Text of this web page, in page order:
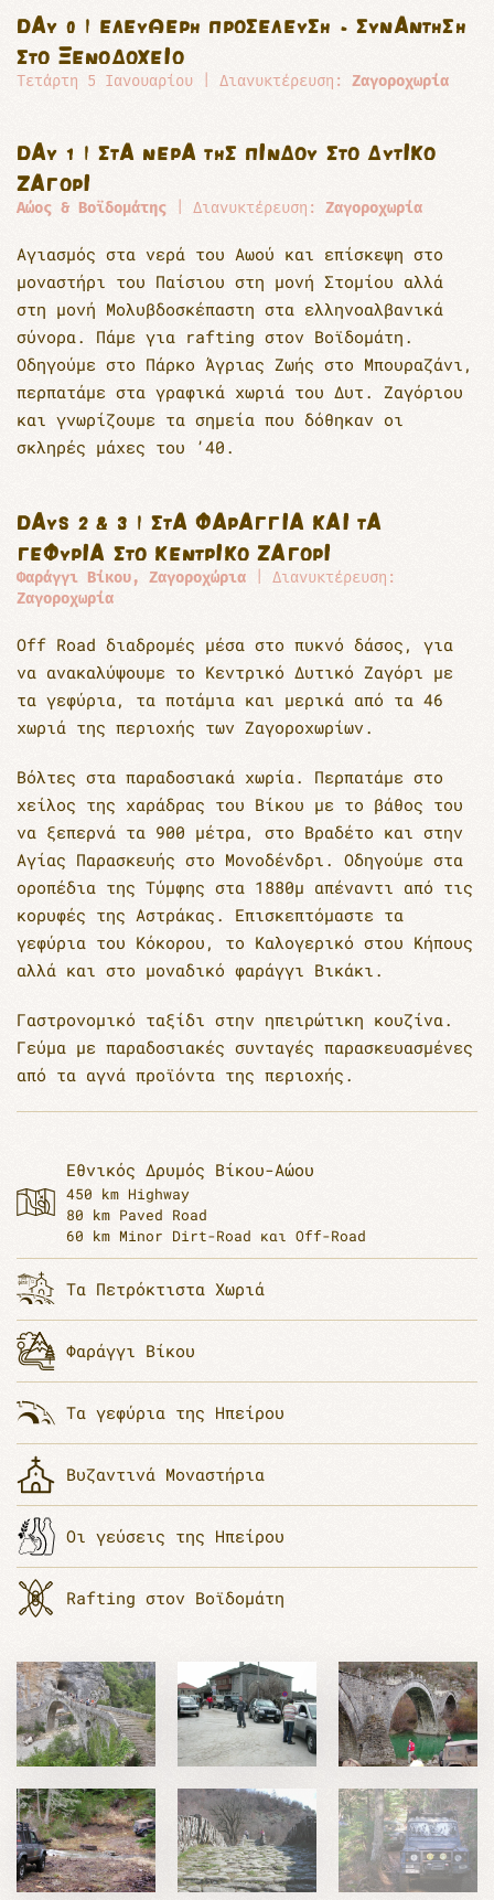
DAY 0 | ΕΛΕΎΘΕΡΗ ΠΡΟΣΈΛΕΥΣΗ - ΣΥΝΆΝΤΗΣΗ
ΣΤΟ ΞΕΝΟΔΟΧΕΊΟ
Τετάρτη 5 Ιανουαρίου | Διανυκτέρευση: Ζαγοροχωρία
DAY 1 | ΣΤΑ ΝΕΡΑ ΤΗΣ ΠΙΝΔΟΥ ΣΤΟ ΔΥΤΙΚΌ
ΖΑΓΌΡΙ
Αώος & Βοϊδομάτης | Διανυκτέρευση: Ζαγοροχωρία
Αγιασμός στα νερά του Αωού και επίσκεψη στο
μοναστήρι του Παίσιου στη μονή Στομίου αλλά
στη μονή Μολυβδοσκέπαστη στα ελληνοαλβανικά
σύνορα. Πάμε για rafting στον Βοϊδομάτη.
Οδηγούμε στο Πάρκο Άγριας Ζωής στο Μπουραζάνι,
περπατάμε στα γραφικά χωριά του Δυτ. Ζαγόριου
και γνωρίζουμε τα σημεία που δόθηκαν οι
σκληρές μάχες του ’40.
DAYS 2 & 3 | ΣΤΑ ΦΑΡΑΓΓΙΑ ΚΑΙ ΤΑ
ΓΕΦΥΡΙΑ ΣΤΟ ΚΕΝΤΡΙΚΌ ΖΑΓΌΡΙ
Φαράγγι Βίκου, Ζαγοροχώρια | Διανυκτέρευση:
Ζαγοροχωρία
Off Road διαδρομές μέσα στο πυκνό δάσος, για
να ανακαλύψουμε το Κεντρικό Δυτικό Ζαγόρι με
τα γεφύρια, τα ποτάµια και μερικά από τα 46
χωριά της περιοχής των Ζαγοροχωρίων.
Βόλτες στα παραδοσιακά χωρία. Περπατάμε στο
χείλος της χαράδρας του Βίκου με το βάθος του
να ξεπερνά τα 900 μέτρα, στο Βραδέτο και στην
Αγίας Παρασκευής στο Μονοδένδρι. Οδηγούμε στα
οροπέδια της Τύμφης στα 1880μ απέναντι από τις
κορυφές της Αστράκας. Επισκεπτόμαστε τα
γεφύρια του Κόκορου, το Καλογερικό στου Κήπους
αλλά και στο μοναδικό φαράγγι Βικάκι.
Γαστρονομικό ταξίδι στην ηπειρώτικη κουζίνα.
Γεύμα με παραδοσιακές συνταγές παρασκευασμένες
από τα αγνά προϊόντα της περιοχής.
Εθνικός Δρυμός Βίκου-Αώου
450 km Highway
80 km Paved Road
60 km Minor Dirt-Road και Off-Road
Τα Πετρόκτιστα Χωριά
Φαράγγι Βίκου
Τα γεφύρια της Ηπείρου
Βυζαντινά Μοναστήρια
Οι γεύσεις της Ηπείρου
Rafting στον Βοϊδομάτη